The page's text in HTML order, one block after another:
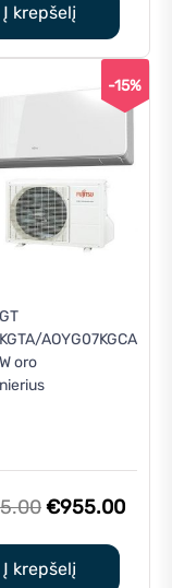
Į krepšelį
-15%
AOYG07KGCA
oro
Original
was:
€955.00
Į krepšelį